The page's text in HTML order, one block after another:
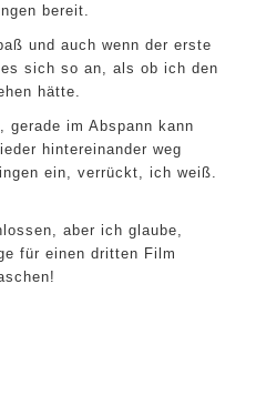
bereit.
und auch wenn der erste
sich so an, als ob ich den
hätte.
gerade im Abspann kann
hintereinander weg
ein, verrückt, ich weiß.
aber ich glaube,
für einen dritten Film